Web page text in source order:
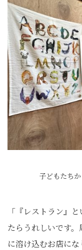
子どもたち
「『レストラン』
たらうれしいです
に溶け込むお店にな